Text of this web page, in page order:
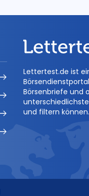
Lettertest.de ist
Börsenbriefe und
und filtern können.